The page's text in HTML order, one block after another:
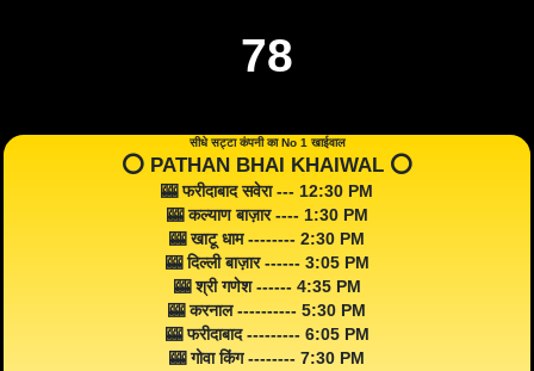
78
सीधे सट्टा कंपनी का No 1 खाईवाल
⭕️ PATHAN BHAI KHAIWAL ⭕️
🎰 फरीदाबाद सवेरा --- 12:30 PM
🎰 कल्याण बाज़ार ---- 1:30 PM
🎰 खाटू धाम -------- 2:30 PM
🎰 दिल्ली बाज़ार ------ 3:05 PM
🎰 श्री गणेश ------ 4:35 PM
🎰 करनाल ---------- 5:30 PM
🎰 फरीदाबाद --------- 6:05 PM
🎰 गोवा किंग -------- 7:30 PM